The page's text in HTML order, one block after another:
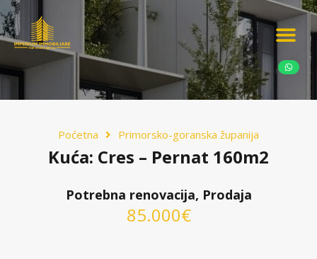
Poćetna Primorsko-goranska županija
Kuća: Cres – Pernat 160m2
Potrebna renovacija, Prodaja
85.000€